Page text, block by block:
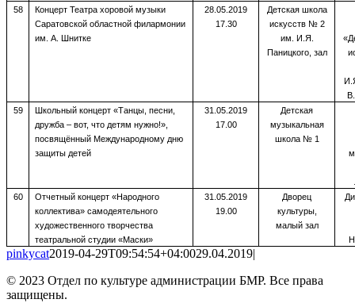
58
Концерт Театра хоровой музыки
Саратовской областной филармонии
им. А. Шнитке
28.05.2019
17.30
Детская школа
искусств № 2
им. И.Я.
Паницкого, зал
59
Школьный концерт «Танцы, песни,
дружба – вот, что детям нужно!»,
посвящённый Международному дню
защиты детей
31.05.2019
17.00
Детская
музыкальная
школа № 1
60
Отчетный концерт «Народного
коллектива» самодеятельного
художественного творчества
театральной студии «Маски»
31.05.2019
19.00
Дворец
культуры,
малый зал
pinkycat2019-04-29T09:54:54+04:0029.04.2019|
© 2023 Отдел по культуре администрации БМР. Все права
защищены.